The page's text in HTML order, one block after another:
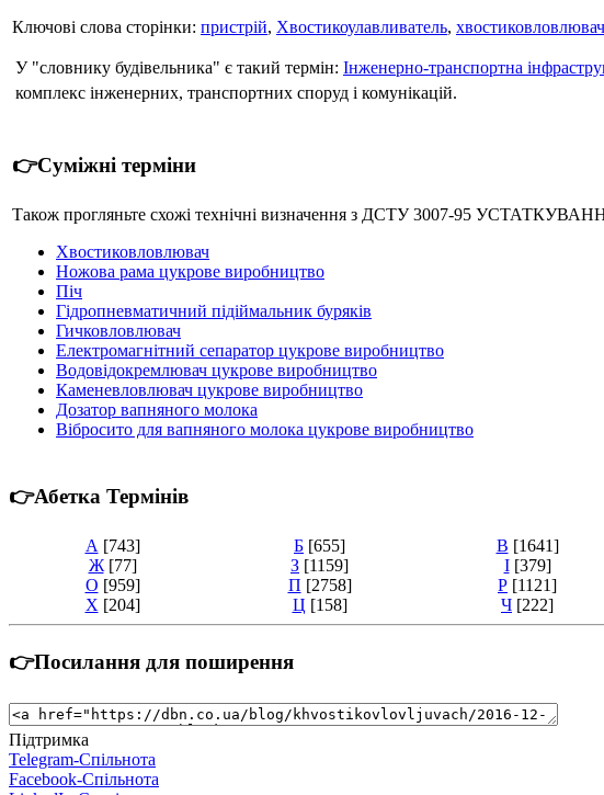
Ключові слова сторінки: пристрій, Хвостикоулавливатель, хвостиковловлювач
У "словнику будівельника" є такий термін: Інженерно-транспортна
комплекс інженерних, транспортних споруд і комунікацій.
👉Суміжні терміни
Також прогляньте схожі технічні визначення з ДСТУ 3007-95
Хвостиковловлювач
Ножова рама цукрове виробництво
Піч
Гідропневматичний підіймальник буряків
Гичковловлювач
Електромагнітний сепаратор цукрове виробництво
Водовідокремлювач цукрове виробництво
Каменевловлювач цукрове виробництво
Дозатор вапняного молока
Вібросито для вапняного молока цукрове виробництво
👉Абетка Термінів
А [743] Б [655] В [1641]
Ж [77] З [1159] І [379]
О [959] П [2758] Р [1121]
Х [204] Ц [158] Ч [222]
👉Посилання для поширення
Підтримка
Telegram-Спільнота
Facebook-Спільнота